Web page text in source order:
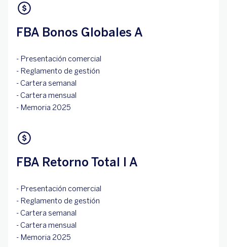
FBA Bonos Globales A
- Presentación comercial
- Reglamento de gestión
- Cartera semanal
- Cartera mensual
- Memoria 2025
FBA Retorno Total I A
- Presentación comercial
- Reglamento de gestión
- Cartera semanal
- Cartera mensual
- Memoria 2025